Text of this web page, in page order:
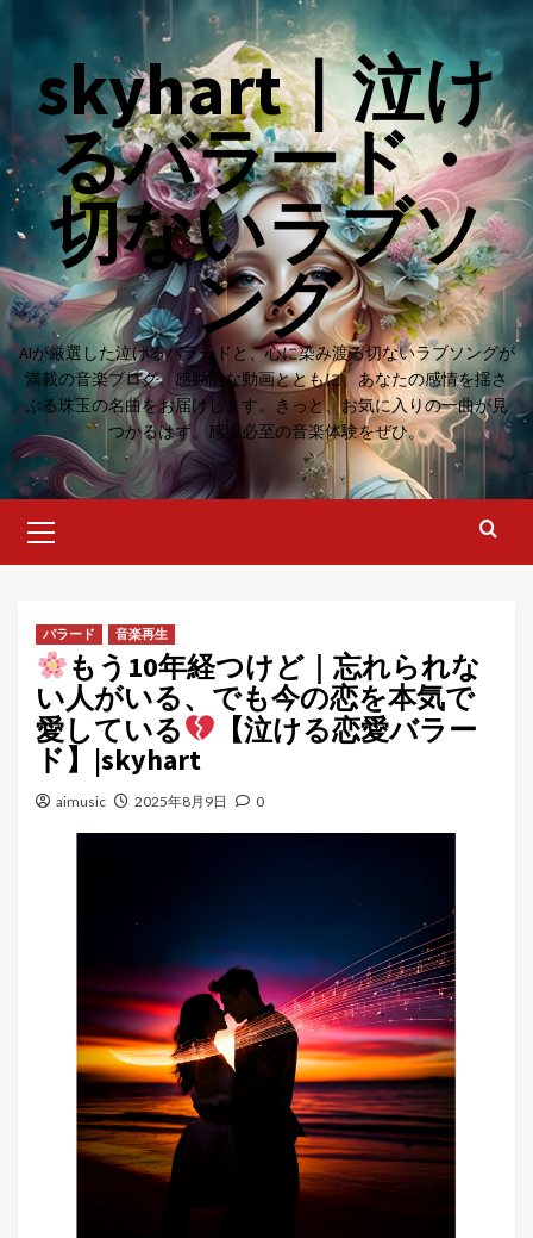
contentskyhart｜泣け
るバラード・
切ないラブソ
ング
AIが厳選した泣けるバラードと、心に染み渡る切ないラブソングが
満載の音楽ブログ。感動的な動画とともに、あなたの感情を揺さ
ぶる珠玉の名曲をお届けします。きっと、お気に入りの一曲が見
つかるはず。感涙必至の音楽体験をぜひ。
Menu
バラード 音楽再生
もう10年経つけど｜忘れられな
い人がいる、でも今の恋を本気で
愛している
【泣ける恋愛バラー
ド】|skyhart
aimusic 2025年8月9日 0